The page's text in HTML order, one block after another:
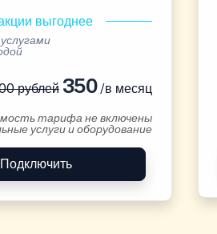
выгоднее
рублей350/в месяц
тарифа не включены
услуги и оборудование
Подключить